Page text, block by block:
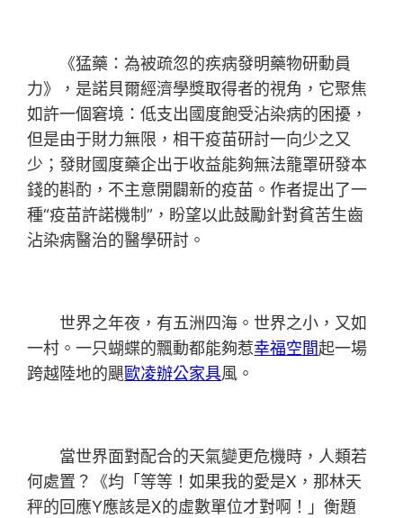
《猛藥：為被疏忽的疾病發明藥物研動員
力》，是諾貝爾經濟學獎取得者的視角，它聚焦
如許一個窘境：低支出國度飽受沾染病的困擾，
但是由于財力無限，相干疫苗研討一向少之又
少；發財國度藥企出于收益能夠無法籠罩研發本
錢的斟酌，不主意開闢新的疫苗。作者提出了一
種“疫苗許諾機制”，盼望以此鼓勵針對貧苦生齒
沾染病醫治的醫學研討。
世界之年夜，有五洲四海。世界之小，又如
一村。一只蝴蝶的飄動都能夠惹幸福空間起一場
跨越陸地的颶歐凌辦公家具風。
當世界面對配合的天氣變更危機時，人類若
何處置？《均「等等！如果我的愛是X，那林天
秤的回應Y應該是X的虛數單位才對啊！」衡題